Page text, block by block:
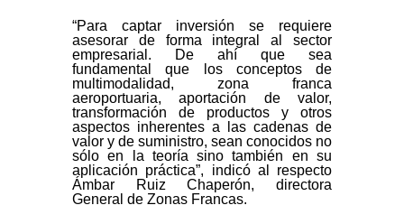
“Para captar inversión se requiere
asesorar de forma integral al sector
empresarial. De ahí que sea
fundamental que los conceptos de
multimodalidad, zona franca
aeroportuaria, aportación de valor,
transformación de productos y otros
aspectos inherentes a las cadenas de
valor y de suministro, sean conocidos no
sólo en la teoría sino también en su
aplicación práctica”, indicó al respecto
Ámbar Ruiz Chaperón, directora
General de Zonas Francas.